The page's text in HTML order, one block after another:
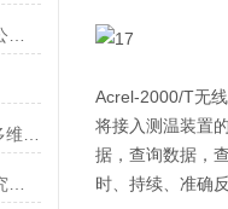
Acrel-2000/T无
将接入测温装置
据，查询数据，
时、持续、准确